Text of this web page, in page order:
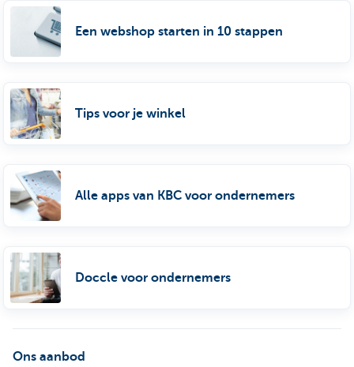
Een webshop starten in 10 stappen
Tips voor je winkel
Alle apps van KBC voor ondernemers
Doccle voor ondernemers
Ons aanbod